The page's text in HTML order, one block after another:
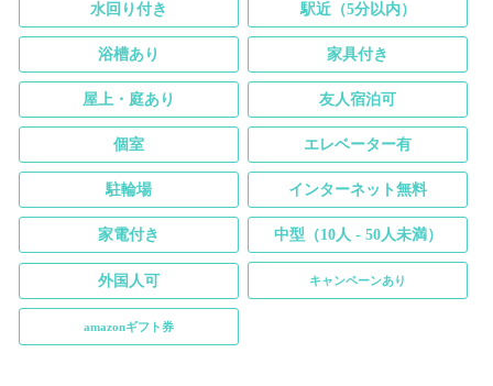
水回り付き 駅近（5分以内）
浴槽あり 家具付き
屋上・庭あり 友人宿泊可
個室 エレベーター有
駐輪場 インターネット無料
家電付き 中型（10人 - 50人未満）
外国人可 キャンペーンあり
amazonギフト券